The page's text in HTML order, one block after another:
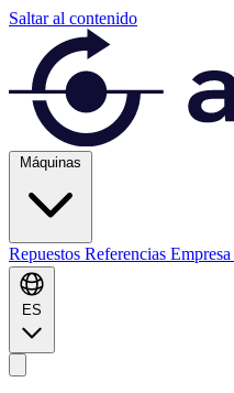
Saltar al contenido
Máquinas
Repuestos Referencias Empresa
ES